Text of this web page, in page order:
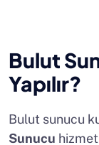
Bulut
Yapılır?
Bulut sunucu
Sunucu